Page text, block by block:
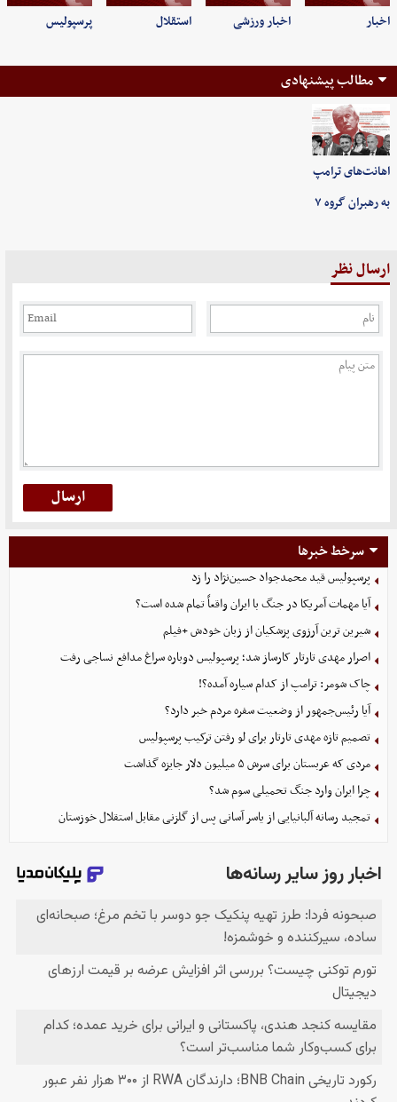
اخبار اخبار ورزشی استقلال پرسپولیس
مطالب پیشنهادی
اهانت‌های ترامپ
به رهبران گروه ۷
ارسال نظر
سرخط خبرها
پرسپولیس قید محمدجواد حسین‌نژاد را زد
آیا مهمات آمریکا در جنگ با ایران واقعاً تمام شده است؟
شیرین ترین آرزوی پزشکیان از زبان خودش +فیلم
اصرار مهدی تارتار کارساز شد؛ پرسپولیس دوباره سراغ مدافع نساجی رفت
چاک شومر: ترامپ از کدام سیاره آمده؟!
آیا رئیس‌جمهور از وضعیت سفره مردم خبر دارد؟
تصمیم تازه مهدی تارتار برای لو رفتن ترکیب پرسپولیس
مردی که عربستان برای سرش ۵ میلیون دلار جایزه گذاشت
چرا ایران وارد جنگ تحمیلی سوم شد؟
تمجید رسانه آلبانیایی از یاسر آسانی پس از گلزنی مقابل استقلال خوزستان